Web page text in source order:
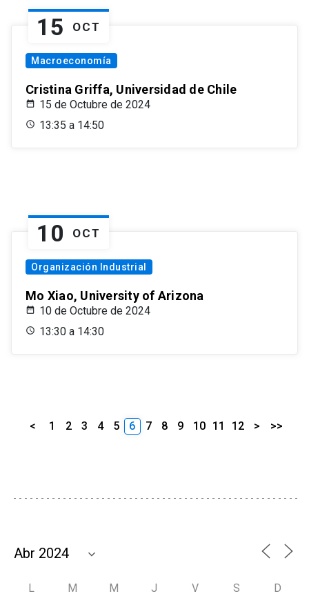
15 OCT
Macroeconomía
Cristina Griffa, Universidad de Chile
15 de Octubre de 2024
13:35 a 14:50
10 OCT
Organización Industrial
Mo Xiao, University of Arizona
10 de Octubre de 2024
13:30 a 14:30
< 1 2 3 4 5 6 7 8 9 10 11 12 > >>
L M M J V S D